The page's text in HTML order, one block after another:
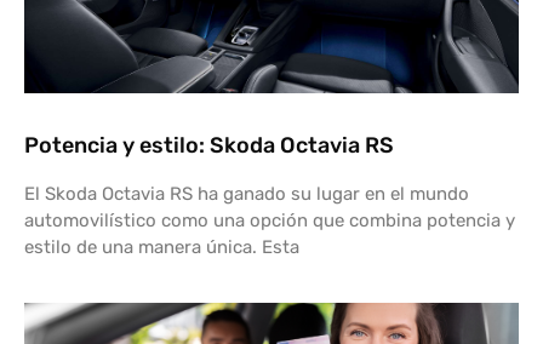
Potencia y estilo: Skoda Octavia RS
El Skoda Octavia RS ha ganado su lugar en el mundo
automovilístico como una opción que combina potencia y
estilo de una manera única. Esta